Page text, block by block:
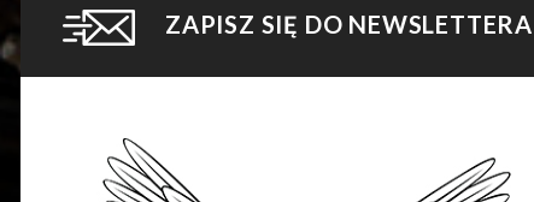
ZAPISZ SIĘ DO NEWSLETTERA